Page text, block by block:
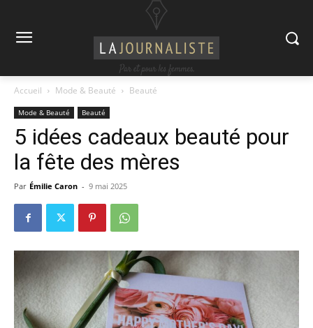
Accueil Mode & Beauté Beauté
Mode & Beauté Beauté
5 idées cadeaux beauté pour
la fête des mères
Par Émilie Caron - 9 mai 2025